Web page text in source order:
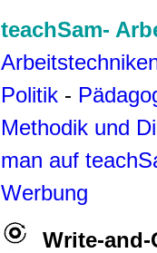
teachSam-
Politik -
Methodik und
man auf
Werbung
Write-